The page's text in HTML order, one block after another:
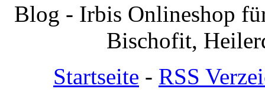
Blog - Irbis Onlineshop
Bischofit,
Startseite - RSS